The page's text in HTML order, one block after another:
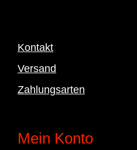
Kontakt
Versand
Zahlungsarten
Mein Konto